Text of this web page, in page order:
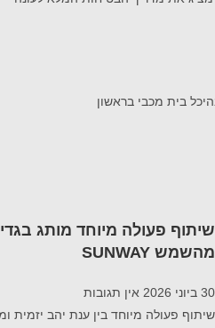
שיתוף פעולה מיוחד מותג
מהשמש SUNWAY
30 ביוני 2026
אין תגובות
שיתוף פעולה מיוחד בין ענת יהב יזמית